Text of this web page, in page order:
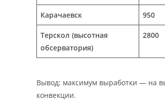
Карачаевск 950
Терскол (высотная
обсерватория)
2800
Вывод: максимум выработки — на
конвекции.